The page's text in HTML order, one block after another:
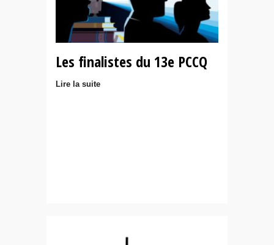
Les finalistes du 13e PCCQ
Lire la suite